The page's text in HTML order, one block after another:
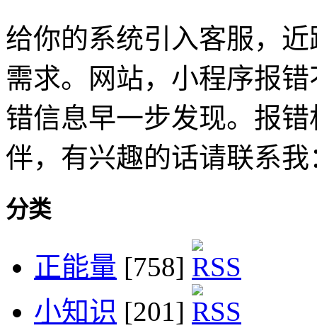
给你的系统引入客服，
需求。网站，小程序报
错信息早一步发现。报
伴，有兴趣的话请联系我
分类
正能量 [758]
小知识 [201]